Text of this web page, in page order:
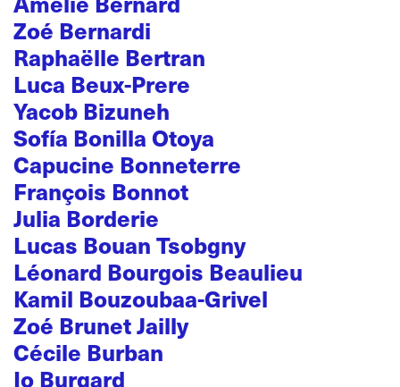
Zoé Bernardi
Raphaëlle Bertran
Luca Beux-Prere
Yacob Bizuneh
Sofía Bonilla Otoya
Capucine Bonneterre
François Bonnot
Julia Borderie
Lucas Bouan Tsobgny
Léonard Bourgois Beaulieu
Kamil Bouzoubaa-Grivel
Zoé Brunet Jailly
Cécile Burban
Io Burgard